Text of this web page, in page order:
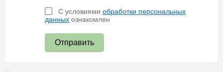
С условиями обработки персональных
данных ознакомлен
Отправить